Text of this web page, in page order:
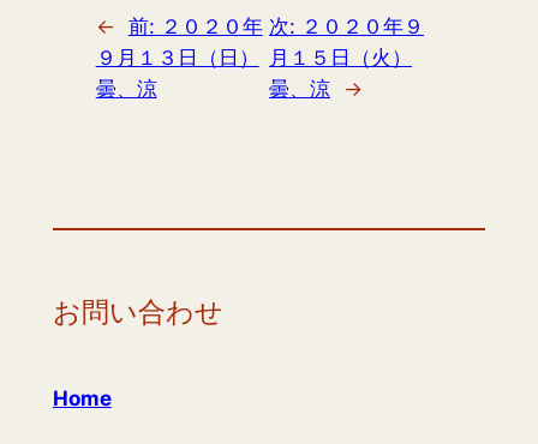
← 前: ２０２０年
９月１３日（日）
曇、涼
次: ２０２０年９
月１５日（火）
曇、涼
→
お問い合わせ
Home